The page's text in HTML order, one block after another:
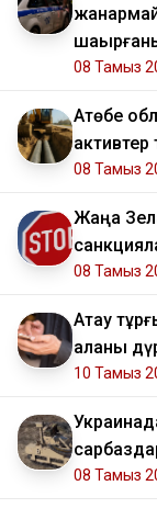
жанармай
08 Тамыз
​Ақтөбе
активтер
08 Тамыз
Жаңа
08 Тамыз
Ақтау
қаланы
10 Тамыз
08 Тамыз